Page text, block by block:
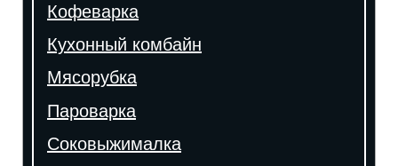
Кофеварка
Кухонный комбайн
Мясорубка
Пароварка
Соковыжималка